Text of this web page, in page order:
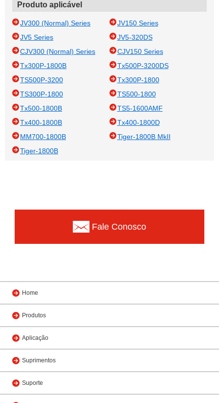
Produto aplicável
JV300 (Normal) Series
JV150 Series
JV5 Series
JV5-320DS
CJV300 (Normal) Series
CJV150 Series
Tx300P-1800B
Tx500P-3200DS
TS500P-3200
Tx300P-1800
TS300P-1800
TS500-1800
Tx500-1800B
TS5-1600AMF
Tx400-1800B
Tx400-1800D
MM700-1800B
Tiger-1800B MkII
Tiger-1800B
Fale Conosco
Home
Produtos
Aplicação
Suprimentos
Suporte